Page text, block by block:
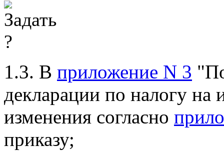
1.3. В приложение N 3
декларации по налогу на
изменения согласно
приказу;